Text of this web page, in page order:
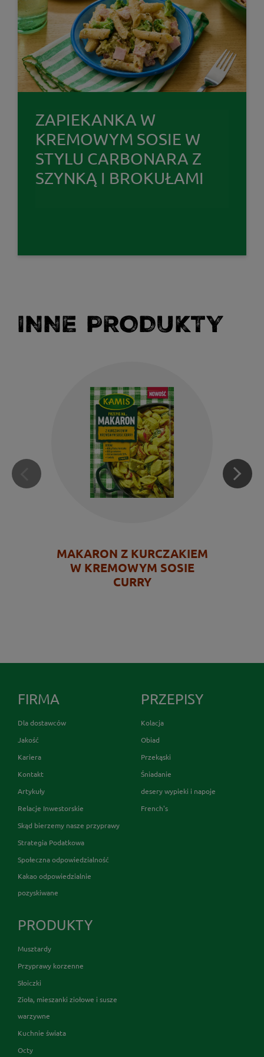
ZAPIEKANKA W
KREMOWYM SOSIE W
STYLU CARBONARA Z
SZYNKĄ I BROKUŁAMI
INNE PRODUKTY
MAKARON Z KURCZAKIEM
W KREMOWYM SOSIE
CURRY
FIRMA
Dla dostawców
Jakość
Kariera
Kontakt
Artykuły
Relacje Inwestorskie
Skąd bierzemy nasze przyprawy
Strategia Podatkowa
Społeczna odpowiedzialność
Kakao odpowiedzialnie
pozyskiwane
PRZEPISY
Kolacja
Obiad
Przekąski
Śniadanie
desery wypieki i napoje
French's
PRODUKTY
Musztardy
Przyprawy korzenne
Słoiczki
Zioła, mieszanki ziołowe i susze
warzywne
Kuchnie świata
Octy